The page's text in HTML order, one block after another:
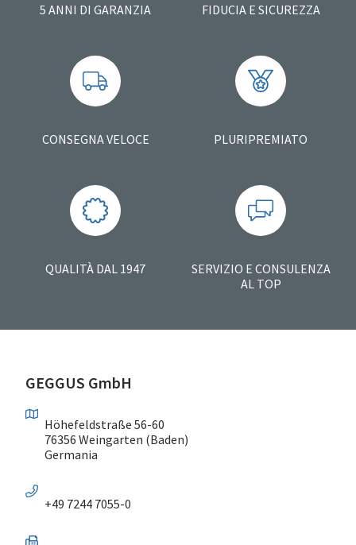
5 ANNI DI GARANZIA FIDUCIA E SICUREZZA
CONSEGNA VELOCE PLURIPREMIATO
QUALITÀ DAL 1947
SERVIZIO E CONSULENZA
AL TOP
GEGGUS GmbH
Höhefeldstraße 56-60
76356 Weingarten (Baden)
Germania
+49 7244 7055-0